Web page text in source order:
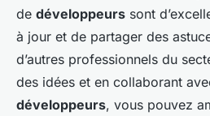
de développeurs sont
à jour et de partager des
d’autres professionnels du
des idées et en collaborant
développeurs, vous pouvez